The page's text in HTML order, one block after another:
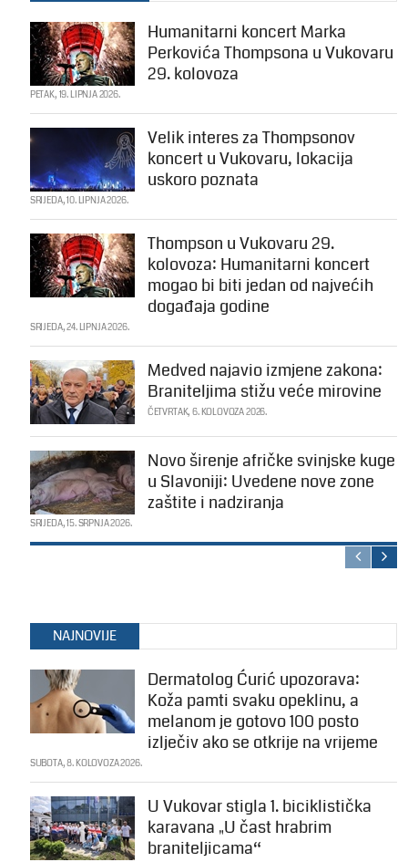
Humanitarni koncert Marka
Perkovića Thompsona u Vukovaru
29. kolovoza
PETAK, 19. LIPNJA 2026.
Velik interes za Thompsonov
koncert u Vukovaru, lokacija
uskoro poznata
SRIJEDA, 10. LIPNJA 2026.
Thompson u Vukovaru 29.
kolovoza: Humanitarni koncert
mogao bi biti jedan od najvećih
događaja godine
SRIJEDA, 24. LIPNJA 2026.
Medved najavio izmjene zakona:
Braniteljima stižu veće mirovine
ČETVRTAK, 6. KOLOVOZA 2026.
Novo širenje afričke svinjske kuge
u Slavoniji: Uvedene nove zone
zaštite i nadziranja
SRIJEDA, 15. SRPNJA 2026.
NAJNOVIJE
Dermatolog Ćurić upozorava:
Koža pamti svaku opeklinu, a
melanom je gotovo 100 posto
izlječiv ako se otkrije na vrijeme
SUBOTA, 8. KOLOVOZA 2026.
U Vukovar stigla 1. biciklistička
karavana „U čast hrabrim
braniteljicama“